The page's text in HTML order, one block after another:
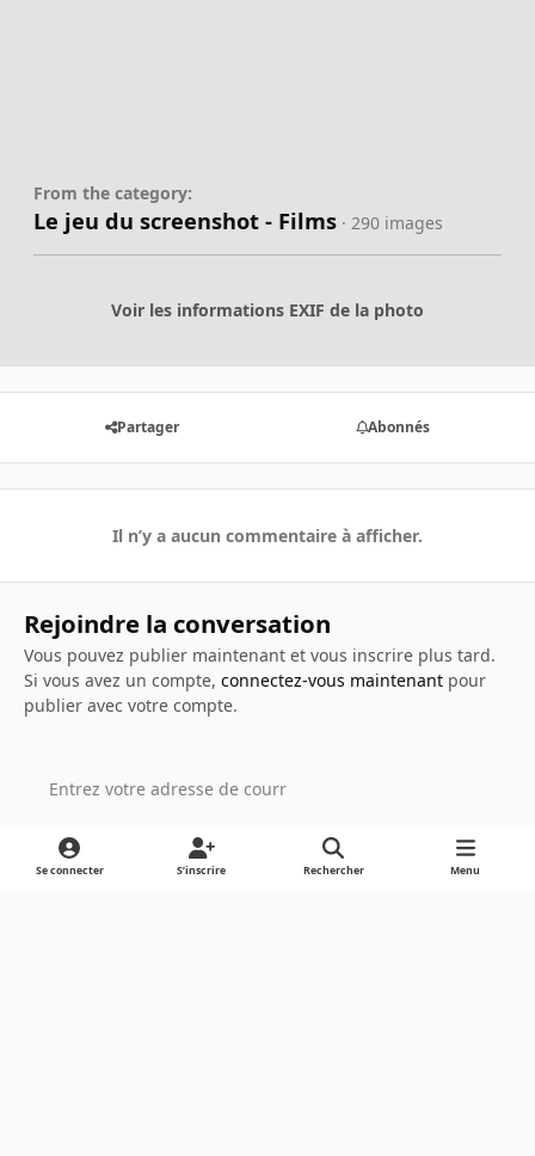
From the category:
Le jeu du screenshot - Films · 290 images
Voir les informations EXIF de la photo
Partager Abonnés
Il n’y a aucun commentaire à afficher.
Rejoindre la conversation
Vous pouvez publier maintenant et vous inscrire plus tard.
Si vous avez un compte, connectez-vous maintenantpour
publier avec votre compte.
Ajouter un commentaire…
Se connecter S’inscrire Rechercher Menu